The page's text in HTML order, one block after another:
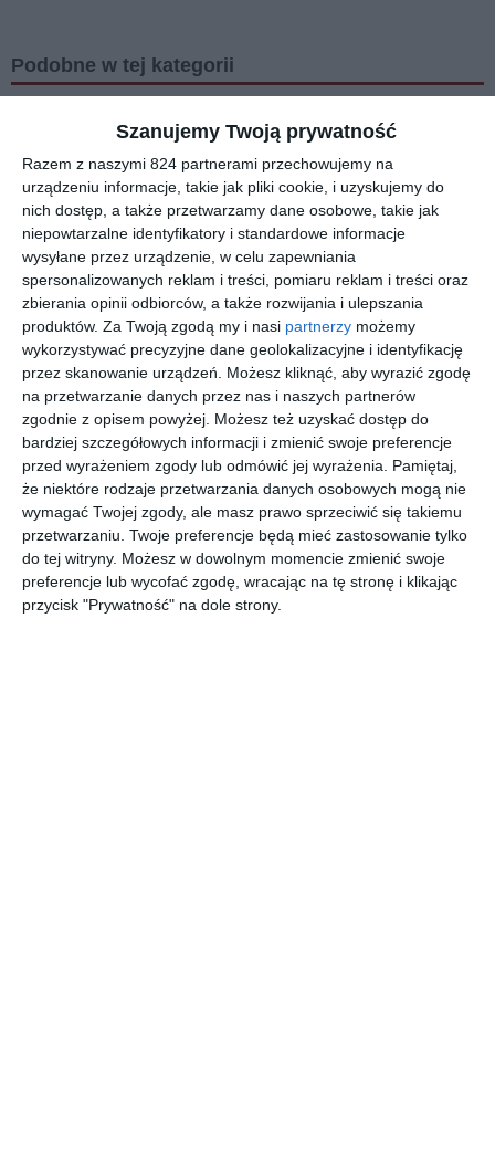
Szanujemy Twoją prywatność
Razem z naszymi 824 partnerami przechowujemy na
urządzeniu informacje, takie jak pliki cookie, i uzyskujemy do
nich dostęp, a także przetwarzamy dane osobowe, takie jak
niepowtarzalne identyfikatory i standardowe informacje
wysyłane przez urządzenie, w celu zapewniania
spersonalizowanych reklam i treści, pomiaru reklam i treści oraz
zbierania opinii odbiorców, a także rozwijania i ulepszania
produktów. Za Twoją zgodą my i nasi partnerzy możemy
wykorzystywać precyzyjne dane geolokalizacyjne i identyfikację
przez skanowanie urządzeń. Możesz kliknąć, aby wyrazić zgodę
na przetwarzanie danych przez nas i naszych partnerów
zgodnie z opisem powyżej. Możesz też uzyskać dostęp do
bardziej szczegółowych informacji i zmienić swoje preferencje
przed wyrażeniem zgody lub odmówić jej wyrażenia.
Pamiętaj,
że niektóre rodzaje przetwarzania danych osobowych mogą nie
wymagać Twojej zgody, ale masz prawo sprzeciwić się takiemu
przetwarzaniu. Twoje preferencje będą mieć zastosowanie tylko
do tej witryny. Możesz w dowolnym momencie zmienić swoje
preferencje lub wycofać zgodę, wracając na tę stronę i klikając
przycisk "Prywatność" na dole strony.
Podobne w tej kategorii
TORY
BURCH
0TY1093
3358 748,
00
przejdź do
POLO
RALPH
LAUREN
0PH2287
5673
519 ,
20
przejdź do
sklepu
RAY BAN
0RX5445
527,
20
przejdź do
sklepu
RAY BAN
0RX7257
przejdź do
UNOFFICIA
L 0UO1184
001
279 30
przejdź do
sklepu
RAY BAN
0RX3447V
3224 ICON
55920
przejdź do
sklepu
D BY D
DBOM5054
GG00
17940
przejdź do
sklepu
NIKE NIKE
5038 6
51500
przejdź do
sklepu